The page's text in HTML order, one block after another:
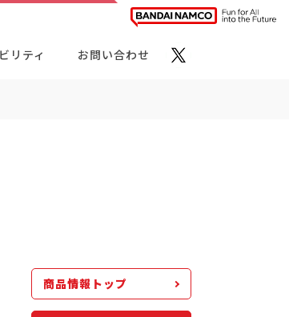
リティ お問い合わせ
商品情報トップ